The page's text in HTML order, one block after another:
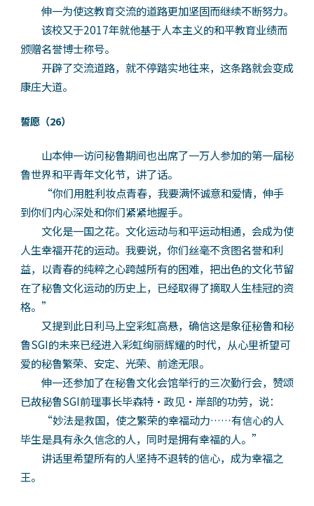
伸一为使这教育交流的道路更加坚固而继续不断努力。
该校又于2017年就他基于人本主义的和平教育业绩而
颁赠名誉博士称号。
开辟了交流道路，就不停踏实地往来，这条路就会变成
康庄大道。
誓愿（26）
山本伸一访问秘鲁期间也出席了一万人参加的第一届秘
鲁世界和平青年文化节，讲了话。
“你们用胜利妆点青春，我要满怀诚意和爱情，伸手
到你们内心深处和你们紧紧地握手。
文化是一国之花。文化运动与和平运动相通，会成为使
人生幸福开花的运动。我要说，你们丝毫不贪图名誉和利
益，以青春的纯粹之心跨越所有的困难，把出色的文化节留
在了秘鲁文化运动的历史上，已经取得了摘取人生桂冠的资
格。”
又提到此日利马上空彩虹高悬，确信这是象征秘鲁和秘
鲁SGI的未来已经进入彩虹绚丽辉耀的时代，从心里祈望可
爱的秘鲁繁荣、安定、光荣、前途无限。
伸一还参加了在秘鲁文化会馆举行的三次勤行会，赞颂
已故秘鲁SGI前理事长毕森特·政见·岸部的功劳，说：
“妙法是救国，使之繁荣的幸福动力……有信心的人
毕生是具有永久信念的人，同时是拥有幸福的人。”
讲话里希望所有的人坚持不退转的信心，成为幸福之
王。